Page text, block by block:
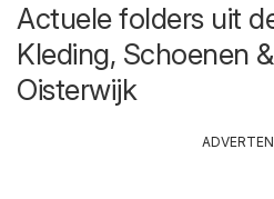
Actuele folders uit
Kleding, Schoenen
Oisterwijk